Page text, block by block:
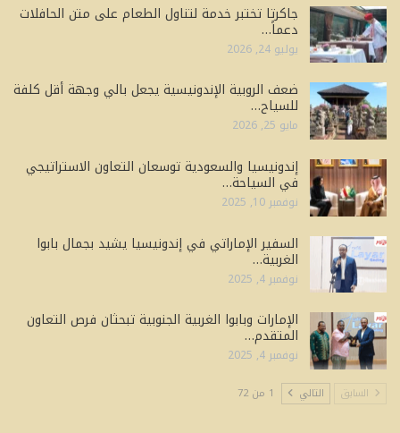
جاكرتا تختبر خدمة لتناول الطعام على متن الحافلات
دعماً…
يوليو 24, 2026
ضعف الروبية الإندونيسية يجعل بالي وجهة أقل كلفة
للسياح…
مايو 25, 2026
إندونيسيا والسعودية توسعان التعاون الاستراتيجي
في السياحة…
نوفمبر 10, 2025
السفير الإماراتي في إندونيسيا يشيد بجمال بابوا
الغربية…
نوفمبر 4, 2025
الإمارات وبابوا الغربية الجنوبية تبحثان فرص التعاون
المتقدم…
نوفمبر 4, 2025
السابق التالي 1 من 72